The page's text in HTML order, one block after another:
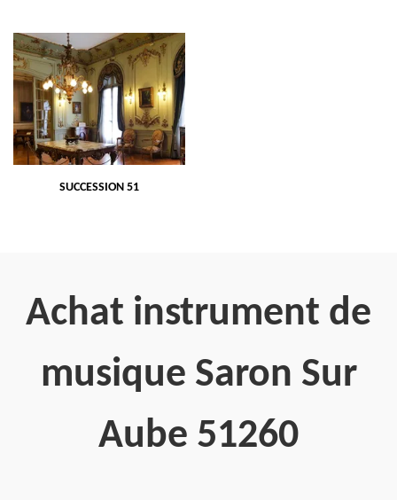
SUCCESSION 51
Achat instrument de
musique Saron Sur
Aube 51260